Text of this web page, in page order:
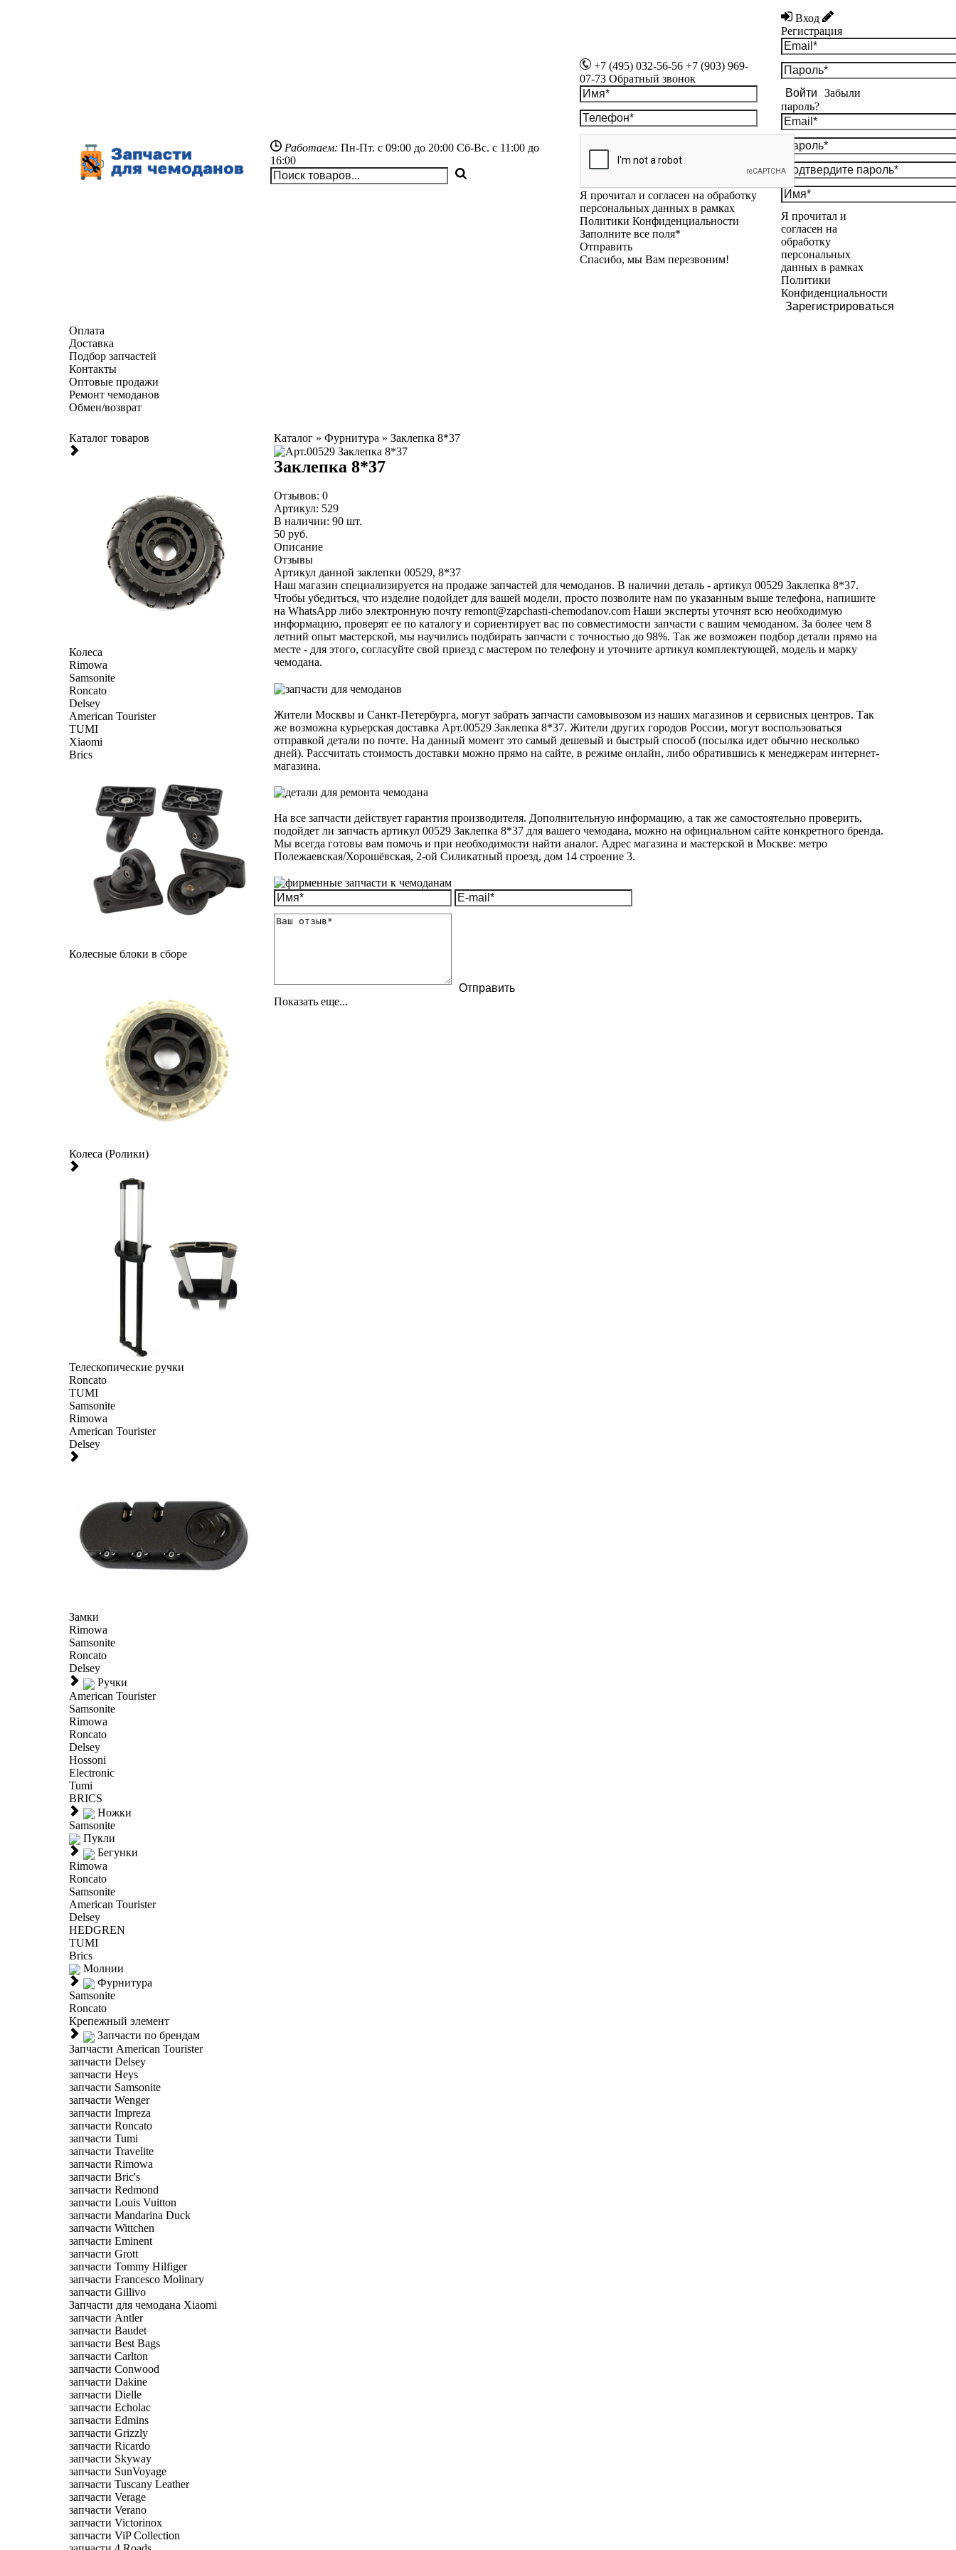
Работаем: Пн-Пт. с 09:00 до 20:00Сб-Вс. с 11:00 до
16:00
+7 (495) 032-56-56 +7 (903) 969-
07-73 Обратный звонок
Я прочитал и согласен на обработку
персональных данных в рамках
Политики Конфиденциальности
Заполните все поля*
Отправить
Спасибо, мы Вам перезвоним!
Вход
Регистрация
Войти
Забыли
пароль?
Я прочитал и
согласен на
обработку
персональных
данных в рамках
Политики
Конфиденциальности
Зарегистрироваться
Оплата
Доставка
Подбор запчастей
Контакты
Оптовые продажи
Ремонт чемоданов
Обмен/возврат
Каталог товаров
Колеса
Rimowa
Samsonite
Roncato
Delsey
American Tourister
TUMI
Xiaomi
Brics
Колесные блоки в сборе
Колеса (Ролики)
Телескопические ручки
Roncato
TUMI
Samsonite
Rimowa
American Tourister
Delsey
Замки
Rimowa
Samsonite
Roncato
Delsey
Ручки
American Tourister
Samsonite
Rimowa
Roncato
Delsey
Hossoni
Electronic
Tumi
BRICS
Ножки
Samsonite
Пукли
Бегунки
Rimowa
Roncato
Samsonite
American Tourister
Delsey
HEDGREN
TUMI
Brics
Молнии
Фурнитура
Samsonite
Roncato
Крепежный элемент
Запчасти по брендам
Запчасти American Tourister
запчасти Delsey
запчасти Heys
запчасти Samsonite
запчасти Wenger
запчасти Impreza
запчасти Roncato
запчасти Tumi
запчасти Travelite
запчасти Rimowa
запчасти Bric's
запчасти Redmond
запчасти Louis Vuitton
запчасти Mandarina Duck
запчасти Wittchen
запчасти Eminent
запчасти Grott
запчасти Tommy Hilfiger
запчасти Francesco Molinary
запчасти Gillivo
Запчасти для чемодана Xiaomi
запчасти Antler
запчасти Baudet
запчасти Best Bags
запчасти Carlton
запчасти Conwood
запчасти Dakine
запчасти Dielle
запчасти Echolac
запчасти Edmins
запчасти Grizzly
запчасти Ricardo
запчасти Skyway
запчасти SunVoyage
запчасти Tuscany Leather
запчасти Verage
запчасти Verano
запчасти Victorinox
запчасти ViP Collection
Каталог» Фурнитура » Заклепка 8*37
Заклепка 8*37
Отзывов: 0
Артикул: 529
В наличии: 90шт.
50 руб.
Описание
Отзывы
Артикул данной заклепки 00529, 8*37
Наш магазин специализируется на продаже запчастей для чемоданов. В наличии деталь - артикул 00529 Заклепка 8*37.
Чтобы убедиться, что изделие подойдет для вашей модели, просто позволите нам по указанным выше телефона, напишите
на WhatsApp либо электронную почту remont@zapchasti-chemodanov.comНаши эксперты уточнят всю необходимую
информацию, проверят ее по каталогу и сориентирует вас по совместимости запчасти с вашим чемоданом. За более чем 8
летний опыт мастерской, мы научились подбирать запчасти с точностью до 98%. Так же возможен подбор детали прямо на
месте - для этого, согласуйте свой приезд с мастером по телефону и уточните артикул комплектующей, модель и марку
чемодана.
Жители Москвы и Санкт-Петербурга, могут забрать запчасти самовывозом из наших магазинов и сервисных центров. Так
же возможна курьерская доставка Арт.00529 Заклепка 8*37. Жители других городов России, могут воспользоваться
отправкой детали по почте. На данный момент это самый дешевый и быстрый способ (посылка идет обычно несколько
дней). Рассчитать стоимость доставки можно прямо на сайте, в режиме онлайн, либо обратившись к менеджерам интернет-
магазина.
На все запчасти действует гарантия производителя. Дополнительную информацию, а так же самостоятельно проверить,
подойдет ли запчасть артикул 00529 Заклепка 8*37 для вашего чемодана, можно на официальном сайте конкретного бренда.
Мы всегда готовы вам помочь и при необходимости найти аналог. Адрес магазина и мастерской в Москве: метро
Полежаевская/Хорошёвская, 2-ой Силикатный проезд, дом 14 строение 3.
Показать еще...